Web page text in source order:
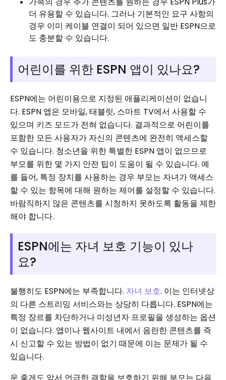
더 유용할 수 있습니다. 그러나 기본적인 요구 사항의
경우 이미 케이블 연결이 되어 있으면 일반 ESPN으로
도 충분할 수 있습니다.
어린이를 위한 ESPN 앱이 있나요?
ESPN에는 어린이용으로 지정된 애플리케이션이 없습니
다. ESPN 앱은 모바일, 태블릿, 스마트 TV에서 사용할 수
있으며 키즈 모드가 전혀 없습니다. 결과적으로 어린이를
포함한 모든 사용자가 자신의 콘텐츠에 완전히 액세스할
수 있습니다. 청소년을 위한 특별한 ESPN 앱이 없으므로
부모를 위한 몇 가지 안전 팁이 도움이 될 수 있습니다. 예
를 들어, 특정 장치를 사용하는 경우 부모는 자녀가 액세스
할 수 있는 항목에 대해 원하는 제어를 설정할 수 있습니다.
바람직하지 않은 콘텐츠를 시청하지 못하도록 활동을 제한
해야 합니다.
ESPN에는 자녀 보호 기능이 있나
요?
불행히도 ESPN에는 부족합니다. 자녀 보호. 이는 인터넷상
의 다른 스트리밍 서비스와는 상당히 다릅니다. ESPN에는
특정 장르를 차단하거나 미성년자 프로필을 생성하는 옵션
이 없습니다. 앱이나 웹사이트 내에서 음란한 콘텐츠를 즉
시 신고할 수 있는 방법이 없기 때문에 이는 문제가 될 수
있습니다.